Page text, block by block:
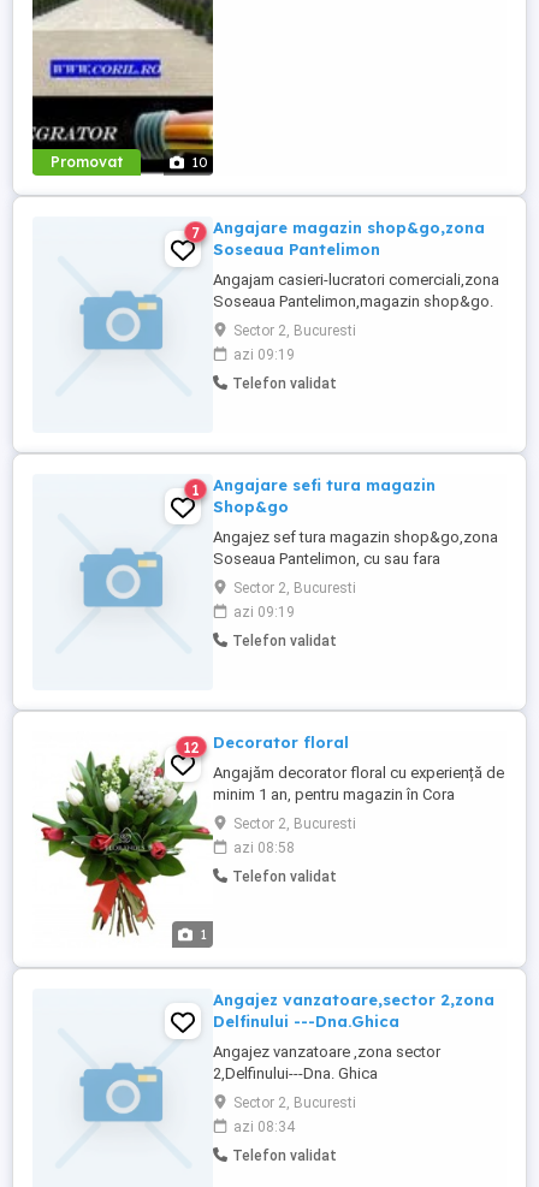
Promovat 10
7
Angajare magazin shop&go,zona
Soseaua Pantelimon
Angajam casieri-lucratori comerciali,zona
Soseaua Pantelimon,magazin shop&go.
Program 8 ore zi, 2 libere pe saptamana,
salariu 3200, pentru detalii lasati mesaj cu
cv si va contactam pentru stabilirea
interviului.
Sector 2, Bucuresti
azi 09:19
Telefon validat
1
Angajare sefi tura magazin
Shop&go
Angajez sef tura magazin shop&go,zona
Soseaua Pantelimon, cu sau fara
experiente,fara experienta 4000 lei cu
experienta 4300 lei. Programul o zi
lucrata,una libera si tot asa. Pentru mai
multe detalii puteti apela numarul
Sector 2, Bucuresti
azi 09:19
Telefon validat
1
12 Decorator floral
Angajăm decorator floral cu experiență de
minim 1 an, pentru magazin în Cora
Pantelimon. Candidatul potrivit: - orientare
către client și către calitatea serviciului
prestat - persoană serioasă, dinamică,
comunicativă care dă dovadă de
Sector 2, Bucuresti
azi 08:58
Telefon validat
Angajez vanzatoare,sector 2,zona
Delfinului ---Dna.Ghica
Angajez vanzatoare ,zona sector
2,Delfinului---Dna. Ghica
Sector 2, Bucuresti
azi 08:34
Telefon validat